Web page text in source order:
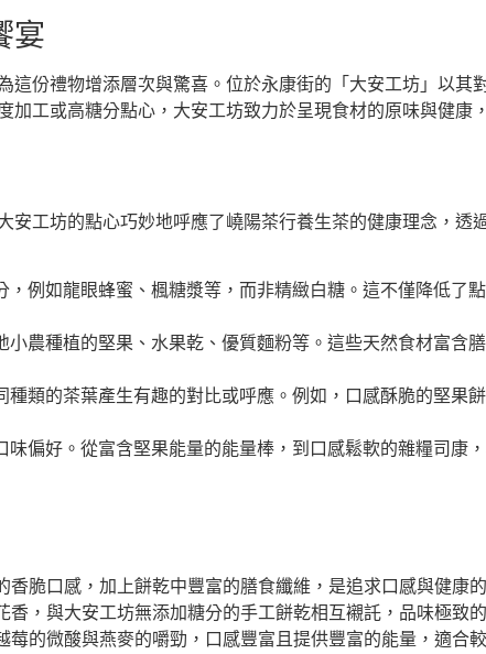
宴
份禮物增添層次與驚喜。位於永康街的「大安工坊」以其
工或高糖分點心，大安工坊致力於呈現食材的原味與健康
工坊的點心巧妙地呼應了嶢陽茶行養生茶的健康理念，透
例如龍眼蜂蜜、楓糖漿等，而非精緻白糖。這不僅降低了
農種植的堅果、水果乾、優質麵粉等。這些天然食材富含
類的茶葉產生有趣的對比或呼應。例如，口感酥脆的堅果
偏好。從富含堅果能量的能量棒，到口感鬆軟的雜糧司康
香脆口感，加上餅乾中豐富的膳食纖維，是追求口感與健康
香，與大安工坊無添加糖分的手工餅乾相互襯託，品味極致
莓的微酸與燕麥的嚼勁，口感豐富且提供豐富的能量，適合